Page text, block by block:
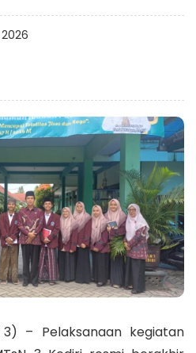
– Pelaksanaan kegiatan